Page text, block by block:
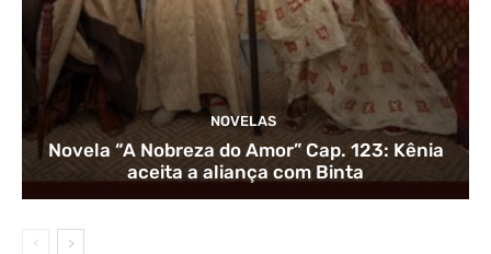
NOVELAS
Novela “A Nobreza do Amor” Cap. 123: Kênia
aceita a aliança com Binta